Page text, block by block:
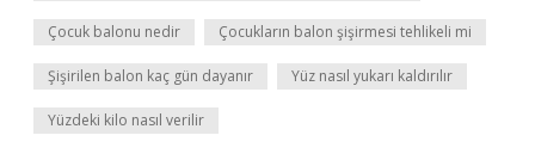
Çocuk balonu nedir Çocukların balon şişirmesi tehlikeli mi
Şişirilen balon kaç gün dayanır Yüz nasıl yukarı kaldırılır
Yüzdeki kilo nasıl verilir